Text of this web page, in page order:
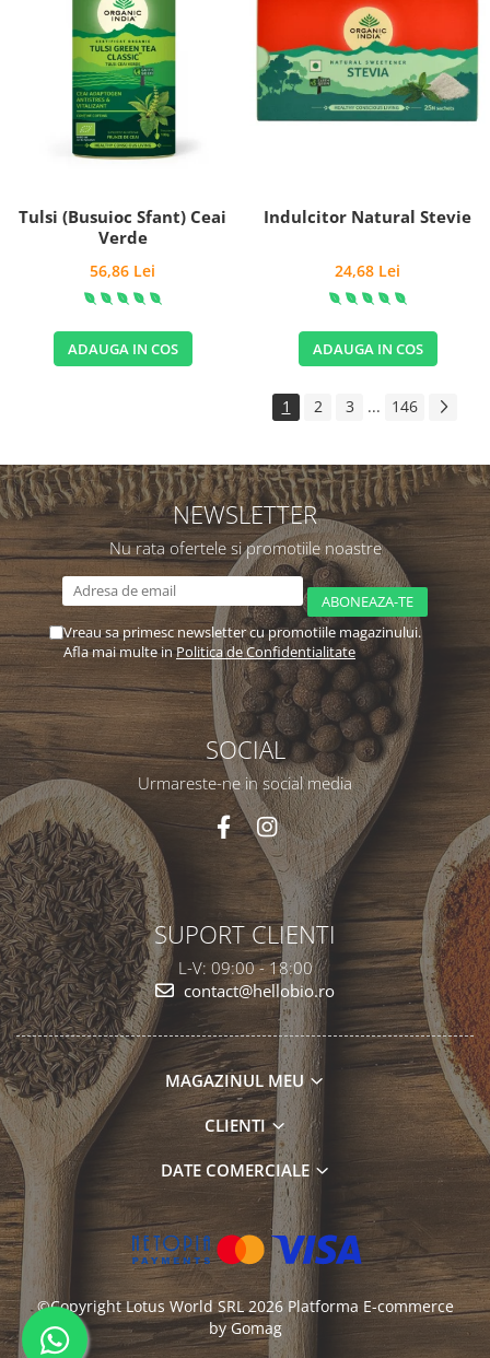
Tulsi (Busuioc Sfant) Ceai
Verde
56,86 Lei
ADAUGA IN COS
Indulcitor Natural Stevie
24,68 Lei
ADAUGA IN COS
1 2 3 ... 146
NEWSLETTER
Nu rata ofertele si promotiile noastre
Vreau sa primesc newsletter cu promotiile magazinului.
Afla mai multe inPolitica de Confidentialitate
SOCIAL
Urmareste-ne in social media
SUPORT CLIENTI
L-V: 09:00 - 18:00
contact@hellobio.ro
MAGAZINUL MEU
CLIENTI
DATE COMERCIALE
©Copyright Lotus World SRL 2026 Platforma E-commerce
by Gomag